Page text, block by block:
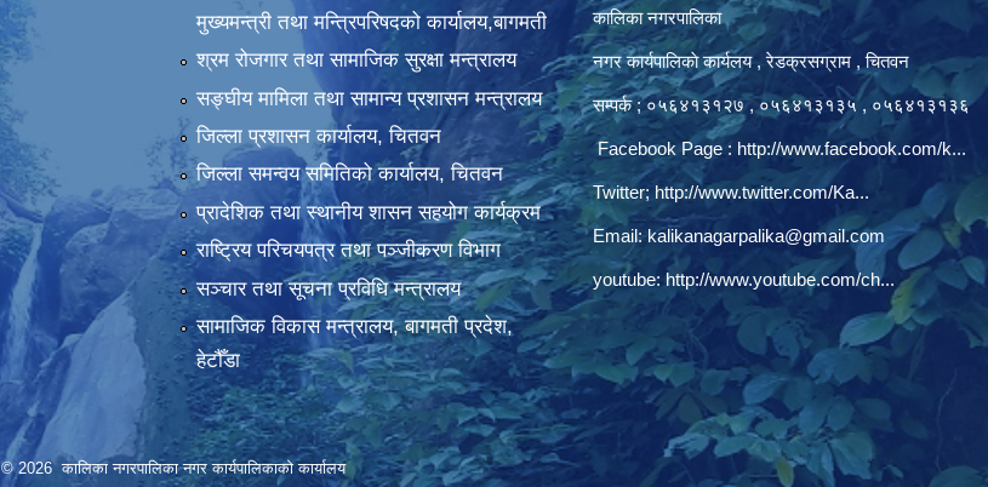
मुख्यमन्त्री तथा मन्त्रिपरिषदको कार्यालय,बागमती
श्रम रोजगार तथा सामाजिक सुरक्षा मन्त्रालय
सङ्‍घीय मामिला तथा सामान्य प्रशासन मन्त्रालय
जिल्ला प्रशासन कार्यालय, चितवन
जिल्ला समन्वय समितिको कार्यालय, चितवन
प्रादेशिक तथा स्थानीय शासन सहयोग कार्यक्रम
राष्ट्रिय परिचयपत्र तथा पञ्‍जीकरण विभाग
सञ्‍चार तथा सूचना प्रविधि मन्त्रालय
सामाजिक विकास मन्त्रालय, बागमती प्रदेश,
हेटौँडा
कालिका नगरपालिका
नगर कार्यपालिकाे कार्यलय‍ , रेडक्रसग्राम , चितवन
सम्पर्क ; ०५६४१३१२७ , ०५६४१३१३५ , ०५६४१३१३६
Facebook Page : http://www.facebook.com/k...
Twitter; http://www.twitter.com/Ka...
Email:kalikanagarpalika@gmail.com
youtube: http://www.youtube.com/ch...
© 2026 कालिका नगरपालिका नगर कार्यपालिकाकाे कार्यालय